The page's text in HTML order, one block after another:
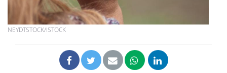
NEYDTSTOCK/ISTOCK